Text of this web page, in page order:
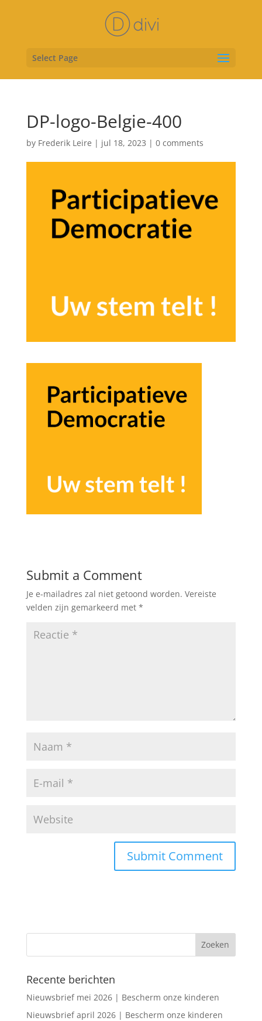
Select Page
DP-logo-Belgie-400
by Frederik Leire | jul 18, 2023 | 0 comments
Submit a Comment
Je e-mailadres zal niet getoond worden. Vereiste
velden zijn gemarkeerd met *
Recente berichten
Nieuwsbrief mei 2026 | Bescherm onze kinderen
Nieuwsbrief april 2026 | Bescherm onze kinderen